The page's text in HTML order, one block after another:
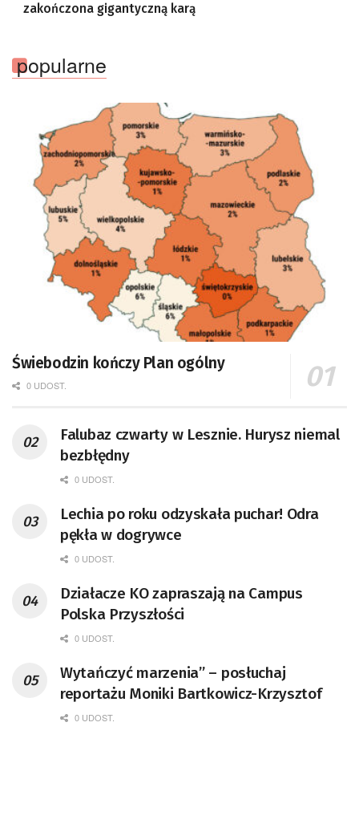
zakończona gigantyczną karą
popularne
Świebodzin kończy Plan ogólny
0 UDOST.
Falubaz czwarty w Lesznie. Hurysz niemal
bezbłędny
0 UDOST.
Lechia po roku odzyskała puchar! Odra
pękła w dogrywce
0 UDOST.
Działacze KO zapraszają na Campus
Polska Przyszłości
0 UDOST.
Wytańczyć marzenia” – posłuchaj
reportażu Moniki Bartkowicz-Krzysztof
0 UDOST.